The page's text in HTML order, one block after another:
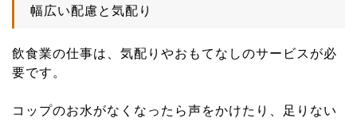
幅広い配慮と気配り
飲食業の仕事は、気配りやおもてなしのサービスが必
要です。
コップのお水がなくなったら声をかけたり、足りない